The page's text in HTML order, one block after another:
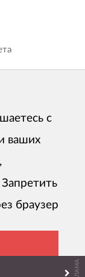
с
ваших
браузер